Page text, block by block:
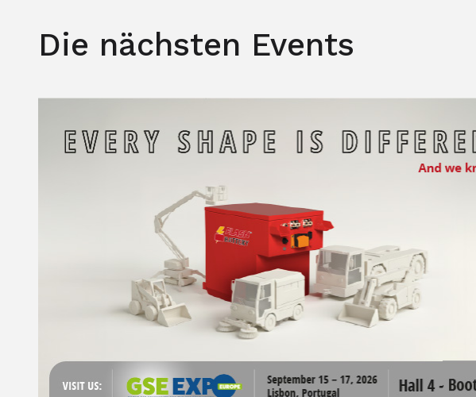
Die nächsten Events